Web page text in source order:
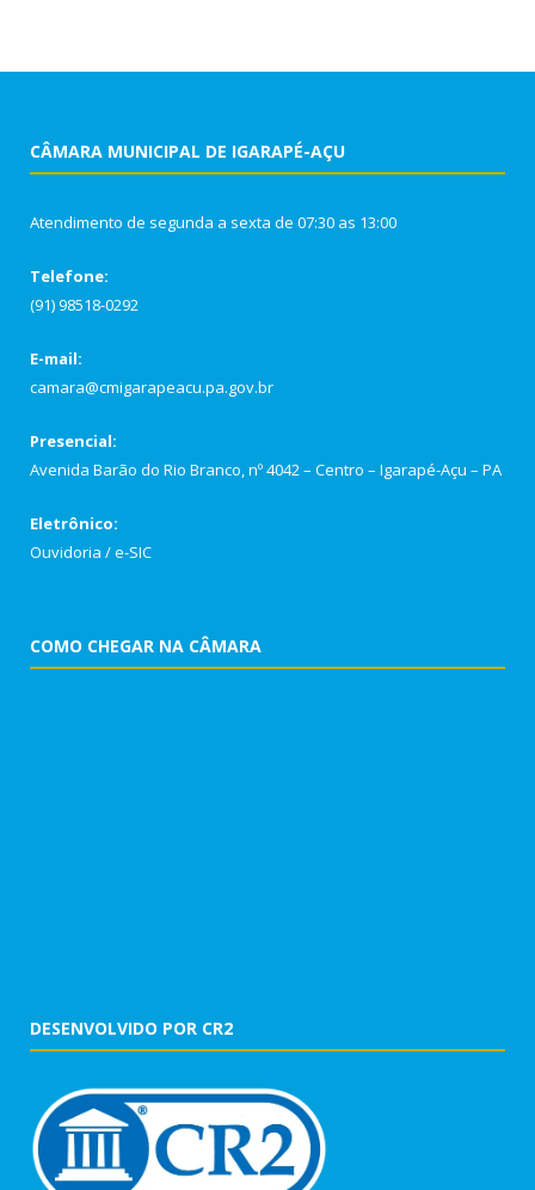
CÂMARA MUNICIPAL DE IGARAPÉ-AÇU
Atendimento de segunda a sexta de 07:30 as 13:00
Telefone:
(91) 98518-0292
E-mail:
camara@cmigarapeacu.pa.gov.br
Presencial:
Avenida Barão do Rio Branco, nº 4042 – Centro – Igarapé-Açu – PA
Eletrônico:
Ouvidoria /e-SIC
COMO CHEGAR NA CÂMARA
DESENVOLVIDO POR CR2